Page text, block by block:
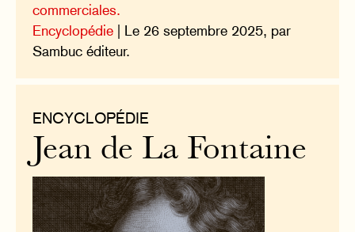
commerciales.
Encyclopédie | Le 26 septembre 2025, par
Sambuc éditeur.
ENCYCLOPÉDIE
Jean de La Fontaine